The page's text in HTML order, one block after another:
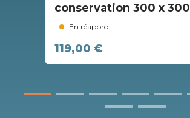
conservation 300 x 300
En réappro.
119,00 €